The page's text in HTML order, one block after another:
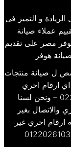
و التميز فى
عملاء صيانة
مصر على تقديم
هوفر
ل صيانة منتجات
ارقام اخري
معتمده له سوي هذه الارقام وهي 0235710008 – ونحن لسنا
والاتصال بغير
ارقام اخري غير